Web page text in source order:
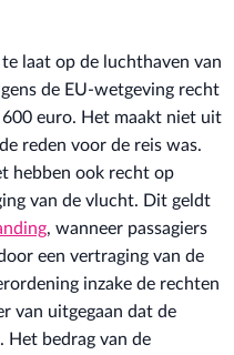
laat op de luchthaven van
de EU-wetgeving recht
euro. Het maakt niet uit
reden voor de reis was.
hebben ook recht op
van de vlucht. Dit geldt
, wanneer passagiers
een vertraging van de
inzake de rechten
van uitgegaan dat de
Het bedrag van de